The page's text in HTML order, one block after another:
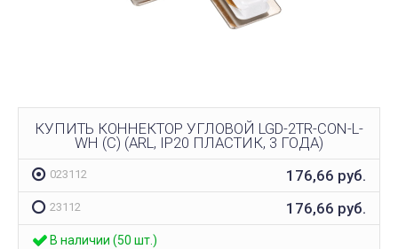
КУПИТЬ КОННЕКТОР УГЛОВОЙ LGD-2TR-CON-L-
WH (C) (ARL, IP20 ПЛАСТИК, 3 ГОДА)
023112 176,66 руб.
23112 176,66 руб.
В наличии (50 шт.)